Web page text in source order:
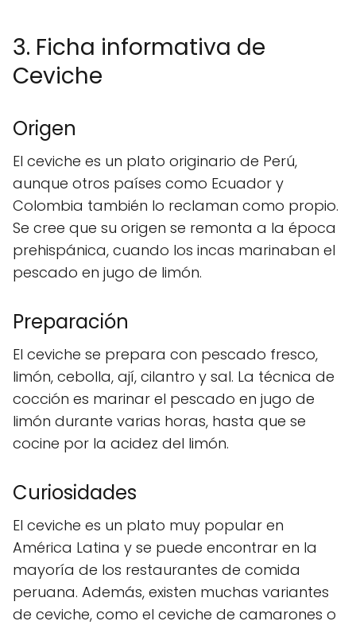
3. Ficha informativa de
Ceviche
Origen
El ceviche es un plato originario de Perú,
aunque otros países como Ecuador y
Colombia también lo reclaman como propio.
Se cree que su origen se remonta a la época
prehispánica, cuando los incas marinaban el
pescado en jugo de limón.
Preparación
El ceviche se prepara con pescado fresco,
limón, cebolla, ají, cilantro y sal. La técnica de
cocción es marinar el pescado en jugo de
limón durante varias horas, hasta que se
cocine por la acidez del limón.
Curiosidades
El ceviche es un plato muy popular en
América Latina y se puede encontrar en la
mayoría de los restaurantes de comida
peruana. Además, existen muchas variantes
de ceviche, como el ceviche de camarones o